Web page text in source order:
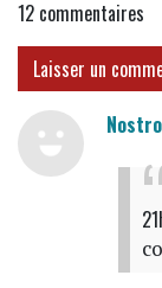
12 commentaires
Laisser un